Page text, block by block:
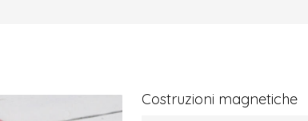
Costruzioni magnetiche